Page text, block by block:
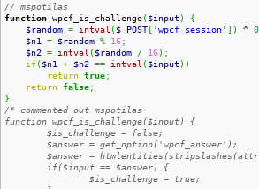
// mspotilas
function wpcf_is_challenge($input )
{
$random = intval ($_POST [ 'wpcf_session' ] ) ^
$n1
= $random % 16;
$n2
= intval ($random / 16) ;
if($n1 + $n2 == intval ($input ) )
return true;
return false;
}
/* commented out mspotilas
function wpcf_is_challenge($input) {